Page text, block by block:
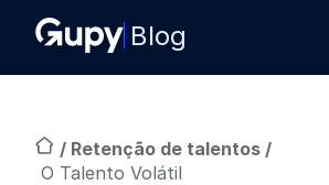
Blog
/ Retenção de talentos /
O Talento Volátil